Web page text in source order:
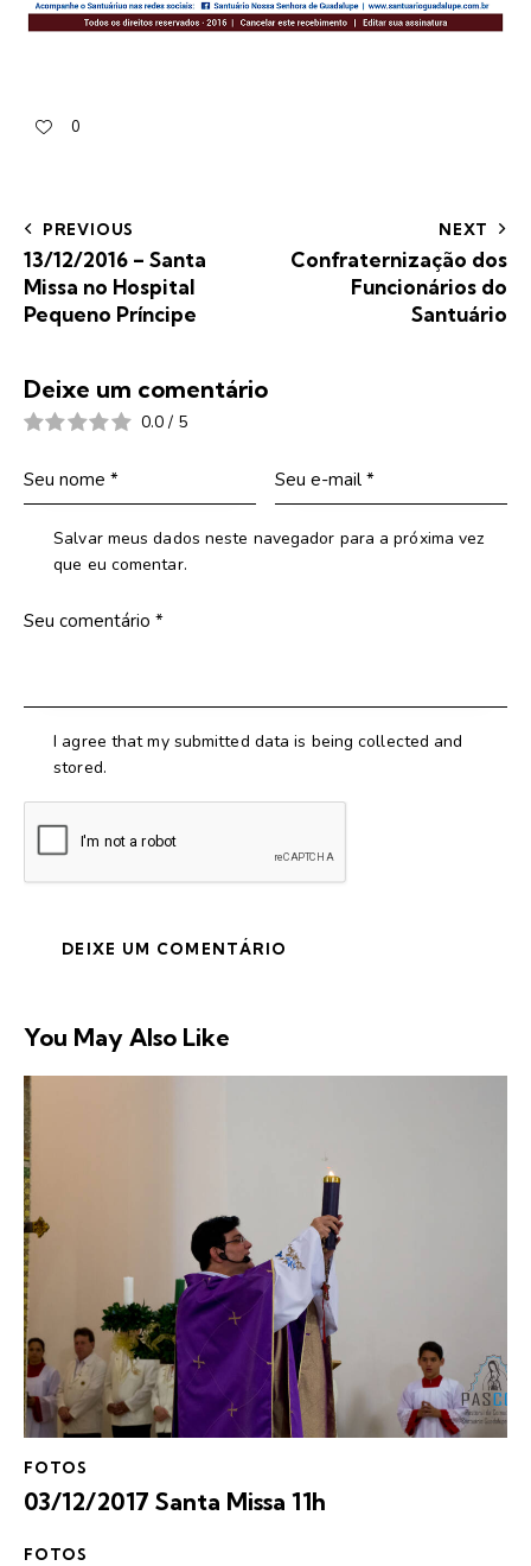
0
PREVIOUS
13/12/2016 – Santa
Missa no Hospital
Pequeno Príncipe
NEXT
Confraternização dos
Funcionários do
Santuário
Deixe um comentário
0.0 / 5
Salvar meus dados neste navegador para a próxima vez
que eu comentar.
I agree that my submitted data is being collected and
stored.
You May Also Like
FOTOS
03/12/2017 Santa Missa 11h
FOTOS